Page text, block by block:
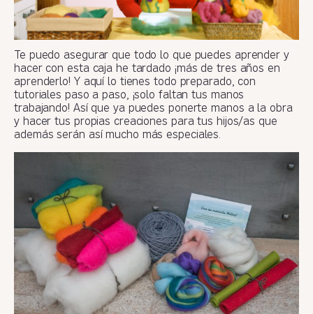
Te puedo asegurar que todo lo que puedes aprender y
hacer con esta caja he tardado ¡más de tres años en
aprenderlo! Y aquí lo tienes todo preparado, con
tutoriales paso a paso, ¡solo faltan tus manos
trabajando! Así que ya puedes ponerte manos a la obra
y hacer tus propias creaciones para tus hijos/as que
además serán así mucho más especiales.